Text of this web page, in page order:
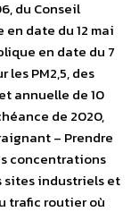
du Conseil
date du 12 mai
en date du 7
les PM2,5, des
annuelle de 10
de 2020,
– Prendre
concentrations
sites industriels et
trafic routier où